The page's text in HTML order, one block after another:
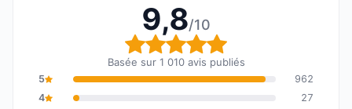
9,8/10
Note globale : 9,8 sur
Basée sur 1 010 avis publiés
5
962
4
27